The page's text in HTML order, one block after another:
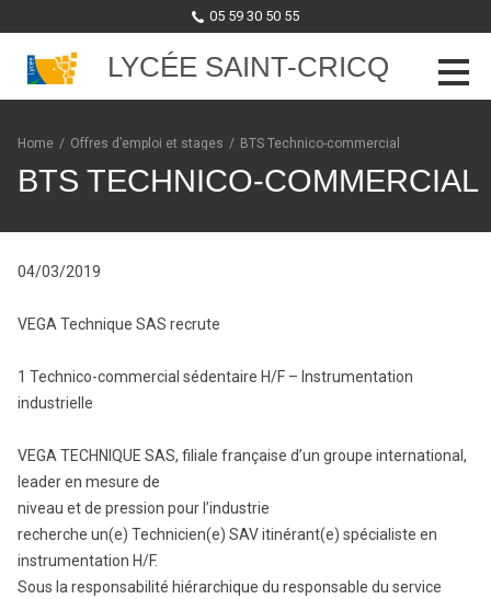
05 59 30 50 55
LYCÉE SAINT-CRICQ
Skip to content
Home / Offres d’emploi et stages / BTS Technico-commercial
BTS TECHNICO-COMMERCIAL
04/03/2019
VEGA Technique SAS recrute
1 Technico-commercial sédentaire H/F – Instrumentation
industrielle
VEGA TECHNIQUE SAS, filiale française d’un groupe international,
leader en mesure de
niveau et de pression pour l’industrie
recherche un(e) Technicien(e) SAV itinérant(e) spécialiste en
instrumentation H/F.
Sous la responsabilité hiérarchique du responsable du service